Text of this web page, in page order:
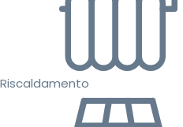
Riscaldamento